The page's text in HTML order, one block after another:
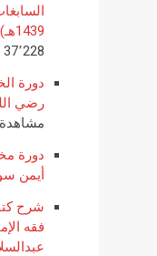
1439هـ) - الشيخ أحمد بن ناصر ا...
37٬228 مشاهدة
دورة
رضي
مشاهدة
دورة
أيمن
شرح
فقه